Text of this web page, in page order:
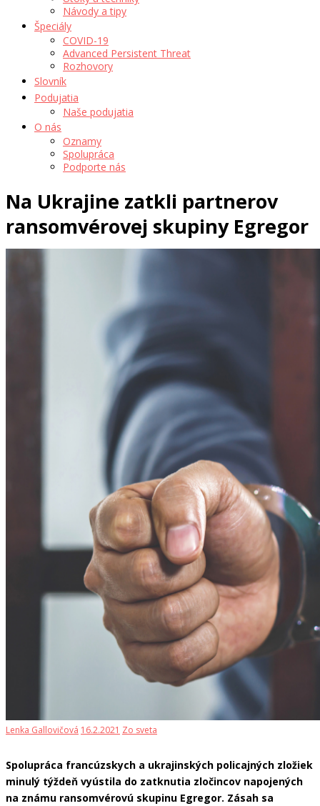
Návody a tipy
Špeciály
COVID-19
Advanced Persistent Threat
Rozhovory
Slovník
Podujatia
Naše podujatia
O nás
Oznamy
Spolupráca
Podporte nás
Na Ukrajine zatkli partnerov
ransomvérovej skupiny Egregor
Lenka Gallovičová 16.2.2021 Zo sveta
Spolupráca francúzskych a ukrajinských policajných zložiek
minulý týždeň vyústila do zatknutia zločincov napojených
na známu ransomvérovú skupinu Egregor. Zásah sa